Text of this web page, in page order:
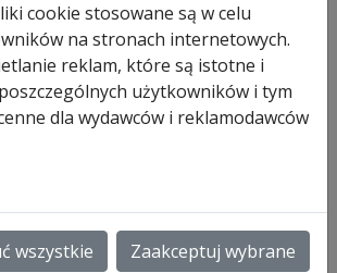
do napędu
produkcji 01-08-2009 – art. 439393
2) okres produkcji 01-03-2017- art.
196,00 zł brutto
cookie stosowane są w celu
na stronach internetowych.
reklam, które są istotne i
użytkowników i tym
dla wydawców i reklamodawców
wszystkie Zaakceptuj wybrane